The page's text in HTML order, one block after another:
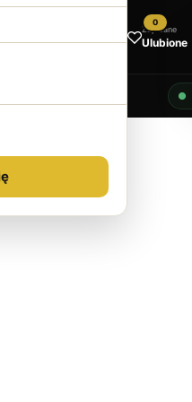
0
Zapisane
Ulubione